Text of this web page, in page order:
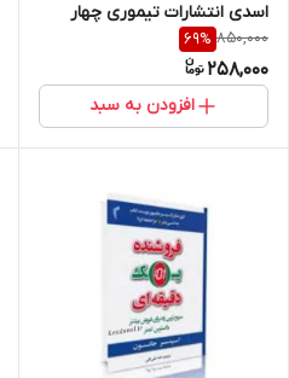
اسدی انتشارات تیموری چهار
جلدی
850,000
69%
258,000
افزودن به سبد